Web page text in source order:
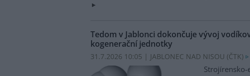
Tedom v Jablonci dokončuje vývoj
kogenerační jednotky
31.7.2026 10:05 | JABLONEC NAD NISOU (ČTK)